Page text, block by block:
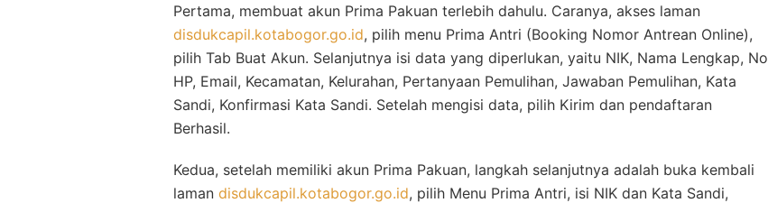
Pertama, membuat akun Prima Pakuan terlebih dahulu. Caranya, akses laman
disdukcapil.kotabogor.go.id, pilih menu Prima Antri (Booking Nomor Antrean Online),
pilih Tab Buat Akun. Selanjutnya isi data yang diperlukan, yaitu NIK, Nama Lengkap, No
HP, Email, Kecamatan, Kelurahan, Pertanyaan Pemulihan, Jawaban Pemulihan, Kata
Sandi, Konfirmasi Kata Sandi. Setelah mengisi data, pilih Kirim dan pendaftaran
Berhasil.
Kedua, setelah memiliki akun Prima Pakuan, langkah selanjutnya adalah buka kembali
laman disdukcapil.kotabogor.go.id, pilih Menu Prima Antri, isi NIK dan Kata Sandi,